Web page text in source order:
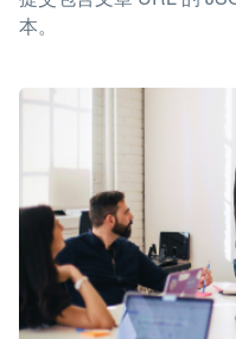
本。